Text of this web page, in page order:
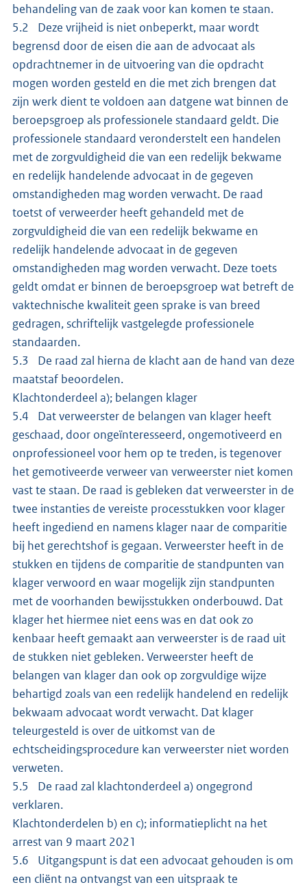
behandeling van de zaak voor kan komen te staan.
5.2 Deze vrijheid is niet onbeperkt, maar wordt
begrensd door de eisen die aan de advocaat als
opdrachtnemer in de uitvoering van die opdracht
mogen worden gesteld en die met zich brengen dat
zijn werk dient te voldoen aan datgene wat binnen de
beroepsgroep als professionele standaard geldt. Die
professionele standaard veronderstelt een handelen
met de zorgvuldigheid die van een redelijk bekwame
en redelijk handelende advocaat in de gegeven
omstandigheden mag worden verwacht. De raad
toetst of verweerder heeft gehandeld met de
zorgvuldigheid die van een redelijk bekwame en
redelijk handelende advocaat in de gegeven
omstandigheden mag worden verwacht. Deze toets
geldt omdat er binnen de beroepsgroep wat betreft de
vaktechnische kwaliteit geen sprake is van breed
gedragen, schriftelijk vastgelegde professionele
standaarden.
5.3 De raad zal hierna de klacht aan de hand van deze
maatstaf beoordelen.
Klachtonderdeel a); belangen klager
5.4 Dat verweerster de belangen van klager heeft
geschaad, door ongeïnteresseerd, ongemotiveerd en
onprofessioneel voor hem op te treden, is tegenover
het gemotiveerde verweer van verweerster niet komen
vast te staan. De raad is gebleken dat verweerster in de
twee instanties de vereiste processtukken voor klager
heeft ingediend en namens klager naar de comparitie
bij het gerechtshof is gegaan. Verweerster heeft in de
stukken en tijdens de comparitie de standpunten van
klager verwoord en waar mogelijk zijn standpunten
met de voorhanden bewijsstukken onderbouwd. Dat
klager het hiermee niet eens was en dat ook zo
kenbaar heeft gemaakt aan verweerster is de raad uit
de stukken niet gebleken. Verweerster heeft de
belangen van klager dan ook op zorgvuldige wijze
behartigd zoals van een redelijk handelend en redelijk
bekwaam advocaat wordt verwacht. Dat klager
teleurgesteld is over de uitkomst van de
echtscheidingsprocedure kan verweerster niet worden
verweten.
5.5 De raad zal klachtonderdeel a) ongegrond
verklaren.
Klachtonderdelen b) en c); informatieplicht na het
arrest van 9 maart 2021
5.6 Uitgangspunt is dat een advocaat gehouden is om
een cliënt na ontvangst van een uitspraak te